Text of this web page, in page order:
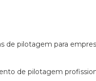
de pilotagem para
de pilotagem